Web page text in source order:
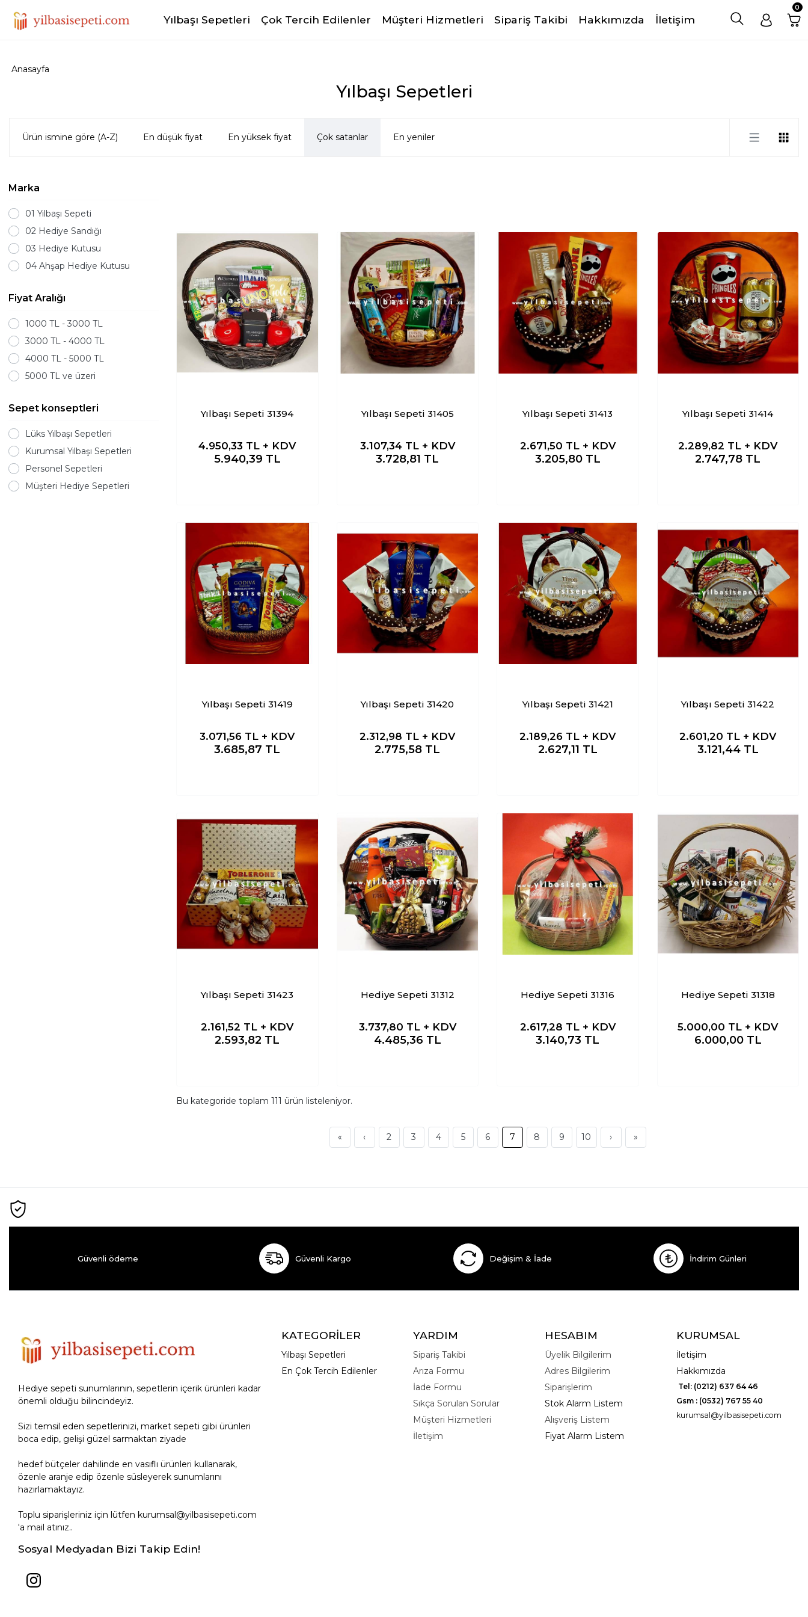
Yılbaşı Sepetleri Çok Tercih Edilenler Müşteri Hizmetleri Sipariş Takibi Hakkımızda İletişim
0
Yılbaşı Sepetleri
Anasayfa
Ürün ismine göre (A-Z) En düşük fiyat En yüksek fiyat Çok satanlar En yeniler
Marka
01 Yılbaşı Sepeti
02 Hediye Sandığı
03 Hediye Kutusu
04 Ahşap Hediye Kutusu
Fiyat Aralığı
1000 TL - 3000 TL
3000 TL - 4000 TL
4000 TL - 5000 TL
5000 TL ve üzeri
Sepet konseptleri
Lüks Yılbaşı Sepetleri
Kurumsal Yılbaşı Sepetleri
Personel Sepetleri
Müşteri Hediye Sepetleri
Yılbaşı Sepeti 31394
4.950,33 TL + KDV
5.940,39 TL
Yılbaşı Sepeti 31405
3.107,34 TL + KDV
3.728,81 TL
Yılbaşı Sepeti 31413
2.671,50 TL + KDV
3.205,80 TL
Yılbaşı Sepeti 31414
2.289,82 TL + KDV
2.747,78 TL
Yılbaşı Sepeti 31419
3.071,56 TL + KDV
3.685,87 TL
Yılbaşı Sepeti 31420
2.312,98 TL + KDV
2.775,58 TL
Yılbaşı Sepeti 31421
2.189,26 TL + KDV
2.627,11 TL
Yılbaşı Sepeti 31422
2.601,20 TL + KDV
3.121,44 TL
Yılbaşı Sepeti 31423
2.161,52 TL + KDV
2.593,82 TL
Hediye Sepeti 31312
3.737,80 TL + KDV
4.485,36 TL
Hediye Sepeti 31316
2.617,28 TL + KDV
3.140,73 TL
Hediye Sepeti 31318
5.000,00 TL + KDV
6.000,00 TL
Bu kategoride toplam 111 ürün listeleniyor.
« ‹ 2 3 4 5 6 7 8 9 10 › »
Güvenli ödeme Güvenli Kargo Değişim & İade İndirim Günleri
Hediye sepeti sunumlarının, sepetlerin içerik ürünleri kadar
önemli olduğu bilincindeyiz.
Sizi temsil eden sepetlerinizi, market sepeti gibi ürünleri
boca edip, gelişi güzel sarmaktan ziyade
hedef bütçeler dahilinde en vasıflı ürünleri kullanarak,
özenle aranje edip özenle süsleyerek sunumlarını
hazırlamaktayız.
Toplu siparişleriniz için lütfen kurumsal@yilbasisepeti.com
'a mail atınız..
Sosyal Medyadan Bizi Takip Edin!
KATEGORİLER
Yılbaşı Sepetleri
En Çok Tercih Edilenler
YARDIM
Sipariş Takibi
Arıza Formu
İade Formu
Sıkça Sorulan Sorular
Müşteri Hizmetleri
İletişim
HESABIM
Üyelik Bilgilerim
Adres Bilgilerim
Siparişlerim
Stok Alarm Listem
Alışveriş Listem
Fiyat Alarm Listem
KURUMSAL
İletişim
Hakkımızda
Tel: (0212) 637 64 46
Gsm : (0532) 767 55 40
kurumsal@yilbasisepeti.com